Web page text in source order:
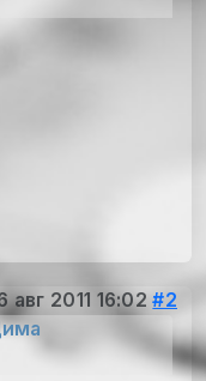
авг 2011 16:02 #2